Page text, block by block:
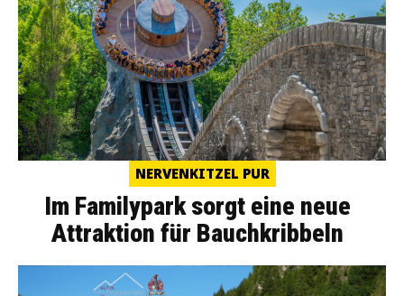
NERVENKITZEL PUR
Im Familypark sorgt eine neue
Attraktion für Bauchkribbeln